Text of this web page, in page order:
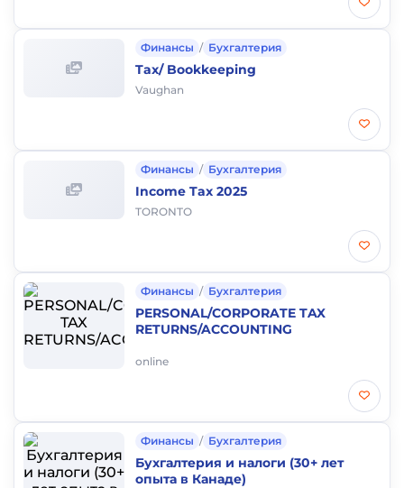
Финансы / Бухгалтерия
Tax/ Bookkeeping
Vaughan
Финансы / Бухгалтерия
Income Tax 2025
TORONTO
Финансы / Бухгалтерия
PERSONAL/CORPORATE TAX
RETURNS/ACCOUNTING
online
Финансы / Бухгалтерия
Бухгалтерия и налоги (30+ лет
опыта в Канаде)